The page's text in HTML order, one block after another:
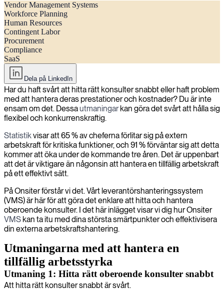
Onsiters system för leverantörshantering för din externa arbetskraft
Vendor Management Systems
Workforce Planning
Human Resources
Contingent Labor
Procurement
Compliance
SaaS
Dela på LinkedIn
Har du haft svårt att hitta rätt konsulter snabbt eller haft problem
med att hantera deras prestationer och kostnader? Du är inte
ensam om det. Dessautmaningarkan göra det svårt att hålla sig
flexibel och konkurrenskraftig.
Statistikvisar att 65 % av cheferna förlitar sig på extern
arbetskraft för kritiska funktioner, och 91 % förväntar sig att detta
kommer att öka under de kommande tre åren. Det är uppenbart
att det är viktigare än någonsin att hantera en tillfällig arbetskraft
på ett effektivt sätt.
På Onsiter förstår vi det. Vårt leverantörshanteringssystem
(VMS) är här för att göra det enklare att hitta och hantera
oberoende konsulter. I det här inlägget visar vi dig hur Onsiter
VMS kan ta itu med dina största smärtpunkter och effektivisera
din externa arbetskraftshantering.
Utmaningarna med att hantera en
tillfällig arbetsstyrka
Utmaning 1: Hitta rätt oberoende konsulter snabbt
Att hitta rätt konsulter snabbt är svårt.